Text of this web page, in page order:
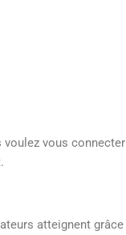
voulez vous connecter
atteignent grâce